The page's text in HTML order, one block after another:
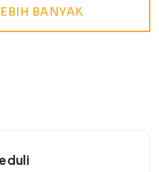
BANYAK